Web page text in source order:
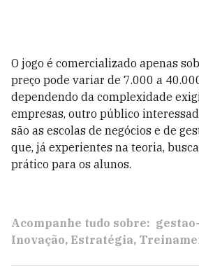
O jogo é comercializado apenas
preço pode variar de 7.000 a
dependendo da complexidade
empresas, outro público
são as escolas de negócios e de
que, já experientes na teoria,
prático para os alunos.
Acompanhe tudo sobre:
Inovação Estratégia